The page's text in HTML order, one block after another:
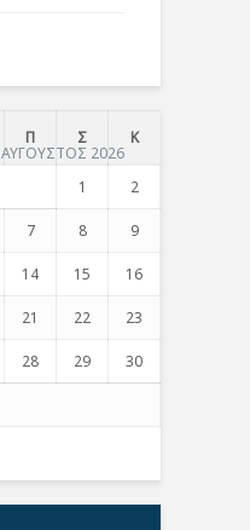
ΑΥΓΟΥΣΤΟΣ 2026
Π Σ Κ
1 2
7 8 9
14 15 16
21 22 23
28 29 30